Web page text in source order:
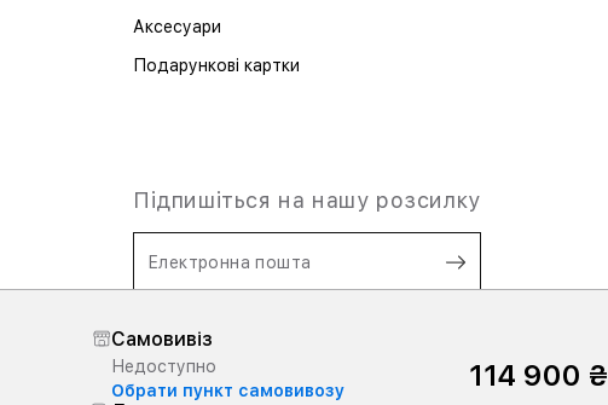
Самовивіз
Недоступно
Обрати пункт самовивозу
114 900 ₴
Аксесуари
Подарункові картки
Підпишіться на нашу розсилку
Електронна пошта
Я згоден на
користування.